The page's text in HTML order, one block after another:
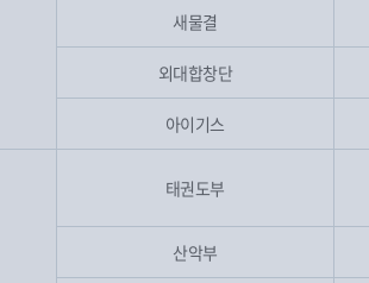
새물결
외대합창단
아이기스
태권도부
산악부